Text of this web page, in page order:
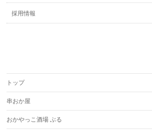
採用情報
トップ
串おか屋
おかやっこ酒場 ぶる